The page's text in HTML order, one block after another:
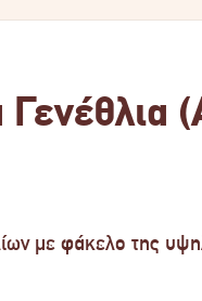
με φάκελο της